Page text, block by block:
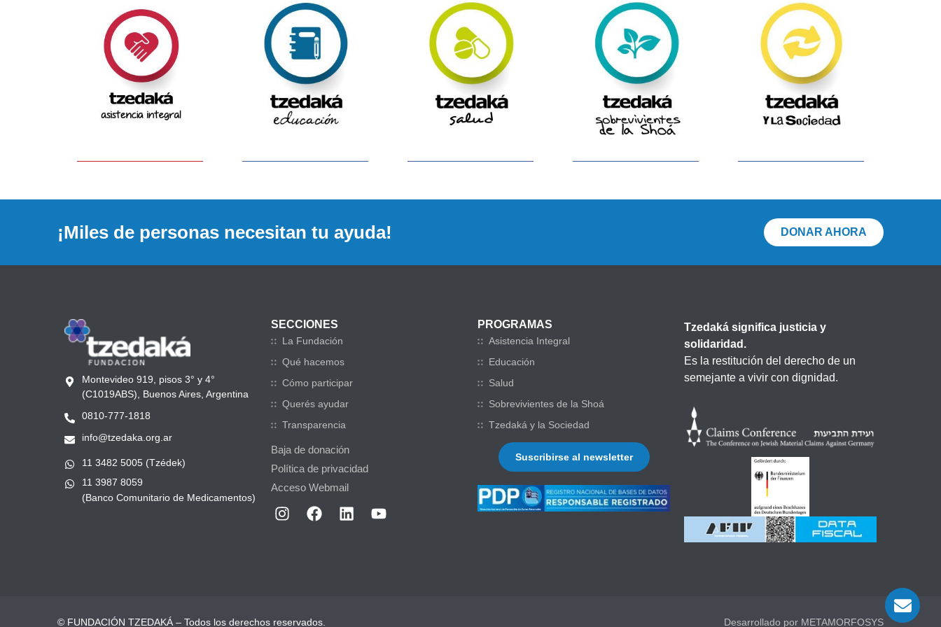
¡Miles de personas necesitan tu ayuda! DONAR AHORA
Montevideo 919, pisos 3° y 4°
(C1019ABS), Buenos Aires, Argentina
0810-777-1818
info@tzedaka.org.ar
11 3482 5005 (Tzédek)
11 3987 8059
(Banco Comunitario de Medicamentos)
SECCIONES
La Fundación
Qué hacemos
Cómo participar
Querés ayudar
Transparencia
Baja de donación
Política de privacidad
Acceso Webmail
PROGRAMAS
Asistencia Integral
Educación
Salud
Sobrevivientes de la Shoá
Tzedaká y la Sociedad
Suscribirse al newsletter
Tzedaká significa justicia y
solidaridad.
Es la restitución del derecho de un
semejante a vivir con dignidad.
© FUNDACIÓN TZEDAKÁ – Todos los derechos reservados. Desarrollado por METAMORFOSYS